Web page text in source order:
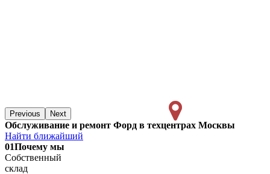
Previous Next
Обслуживание и ремонт Форд в техцентрах Москвы
Найти ближайший
01Почему мы
Собственный
склад